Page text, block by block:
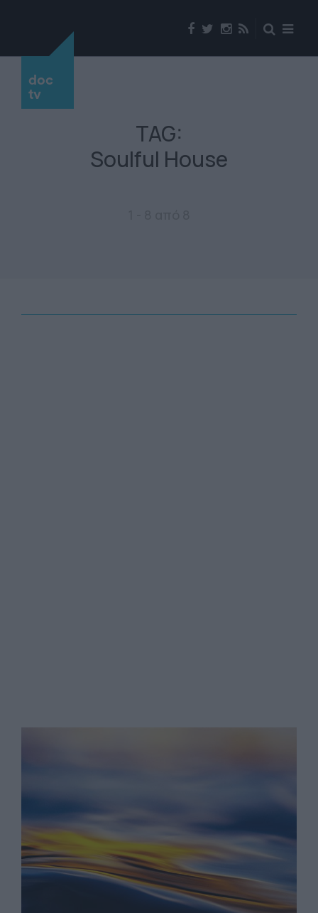
doc
tv
TAG:
Soulful House